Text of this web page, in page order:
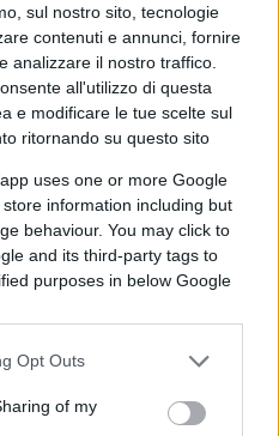
sul nostro sito, tecnologie
contenuti e annunci, fornire
analizzare il nostro traffico.
all'utilizzo di questa
e modificare le tue scelte sul
ritornando su questo sito
uses one or more Google
information including but
behaviour. You may click to
and its third-party tags to
purposes in below Google
Opt Outs
of my
evita il merito. Non si
sia giusto, efficace,
sia falso nelle
efficace:spostare il
. Così ogni
ogni intervento
scelta diventa
allora nulla può più